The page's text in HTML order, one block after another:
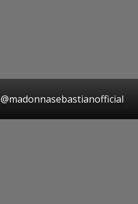
@madonnasebastianofficial